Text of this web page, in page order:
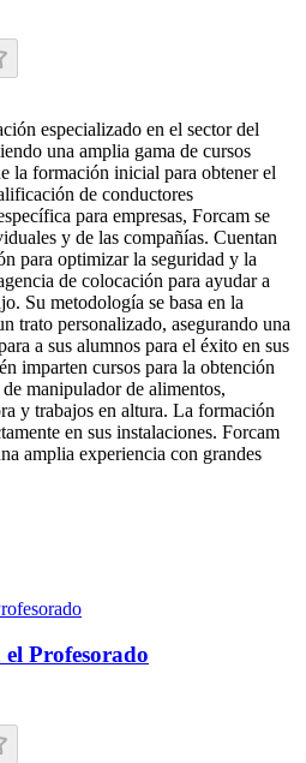
especializado en el sector del
una amplia gama de cursos
la formación inicial para obtener el
de conductores
para empresas, Forcam se
y de las compañías. Cuentan
para optimizar la seguridad y la
de colocación para ayudar a
Su metodología se basa en la
trato personalizado, asegurando una
a sus alumnos para el éxito en sus
imparten cursos para la obtención
manipulador de alimentos,
y trabajos en altura. La formación
en sus instalaciones. Forcam
amplia experiencia con grandes
Profesorado